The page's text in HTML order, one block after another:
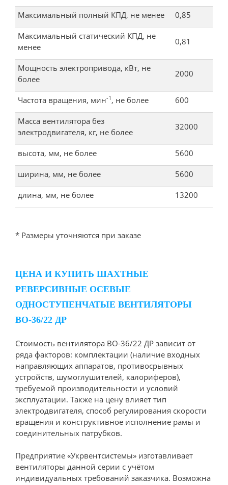
Максимальный полный КПД, не менее 0,85
Максимальный статический КПД, не
менее
0,81
Мощность электропривода, кВт, не
более
2000
Частота вращения, мин-1 , не более 600
Масса вентилятора без
электродвигателя, кг, не более
32000
высота, мм, не более 5600
ширина, мм, не более 5600
длина, мм, не более 13200
* Размеры уточняются при заказе
ЦЕНА И КУПИТЬ ШАХТНЫЕ
РЕВЕРСИВНЫЕ ОСЕВЫЕ
ОДНОСТУПЕНЧАТЫЕ ВЕНТИЛЯТОРЫ
ВО-36/22 ДР
Стоимость вентилятора ВО-36/22 ДР зависит от
ряда факторов: комплектации (наличие входных
направляющих аппаратов, противосрывных
устройств, шумоглушителей, калориферов),
требуемой производительности и условий
эксплуатации. Также на цену влияет тип
электродвигателя, способ регулирования скорости
вращения и конструктивное исполнение рамы и
соединительных патрубков.
Предприятие «Укрвентсистемы» изготавливает
вентиляторы данной серии с учётом
индивидуальных требований заказчика. Возможна